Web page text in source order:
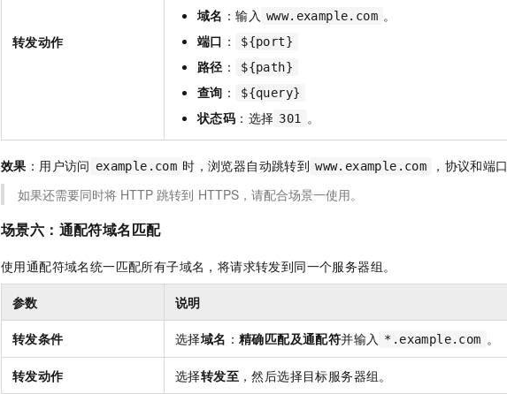
转发动作
域名 ：输入 www.example.com 。
端口 ： ${port}
路径 ： ${path}
查询 ： ${query}
状态码 ：选择 301 。
效果 ：用户访问 example.com 时，浏览器自动跳转到 www.example.com
，协议和端
如果还需要同时将 HTTP 跳转到 HTTPS，请配合场景一使用。
场景六：通配符域名匹配
使用通配符域名统一匹配所有子域名，将请求转发到同一个服务器组。
参数 说明
转发条件 选择域名 ：精确匹配及通配符并输入 *.example.com 。
转发动作 选择转发至 ，然后选择目标服务器组。